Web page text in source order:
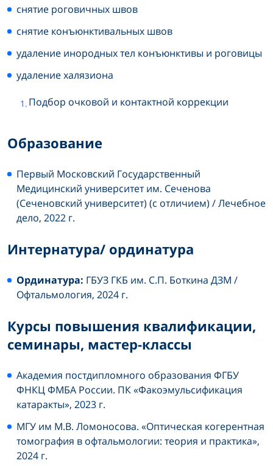
снятие роговичных швов
снятие конъюнктивальных швов
удаление инородных тел конъюнктивы и роговицы
удаление халязиона
Подбор очковой и контактной коррекции
Образование
Первый Московский Государственный
Медицинский университет им. Сеченова
(Сеченовский университет) (с отличием) / Лечебное
дело, 2022 г.
Интернатура/ ординатура
Ординатура: ГБУЗ ГКБ им. С.П. Боткина ДЗМ /
Офтальмология, 2024 г.
Курсы повышения квалификации,
семинары, мастер-классы
Академия постдипломного образования ФГБУ
ФНКЦ ФМБА России. ПК «Факоэмульсификация
катаракты», 2023 г.
МГУ им М.В. Ломоносова. «Оптическая когерентная
томография в офтальмологии: теория и практика»,
2024 г.